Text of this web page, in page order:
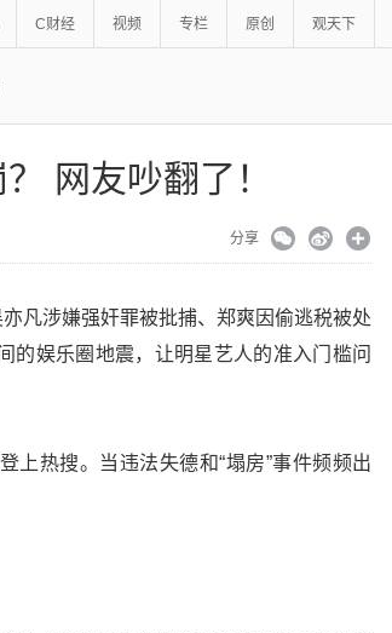
C财经 视频 专栏 原创 观天下
网友吵翻了！
分享
凡涉嫌强奸罪被批捕、郑爽因偷逃税被处
娱乐圈地震，让明星艺人的准入门槛问
上热搜。当违法失德和“塌房”事件频频出